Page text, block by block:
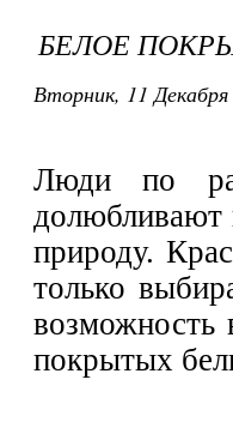
БЕЛОЕ
Вторник, 11
Люди по
долюбливают
природу.
только
возможность
покрытых